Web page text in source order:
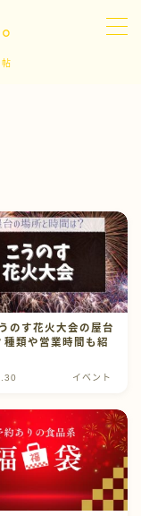
のす花火大会の屋台
種類や営業時間も紹
イベント